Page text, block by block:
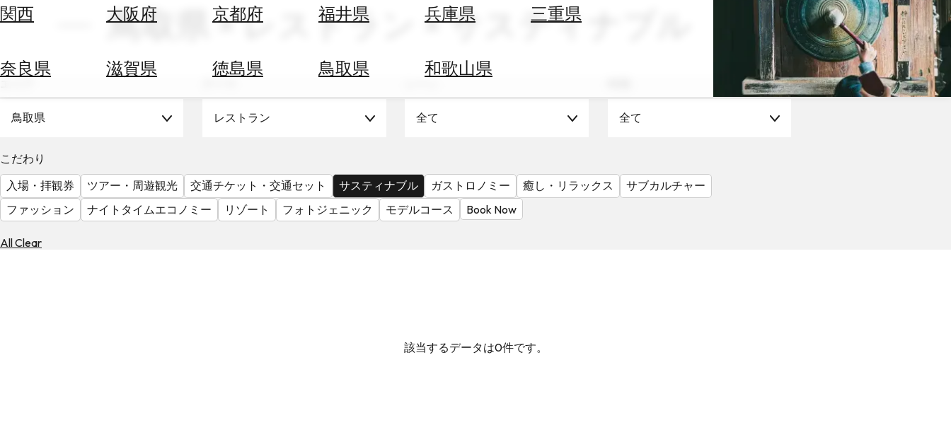
関西 大阪府 京都府 福井県 兵庫県 三重県
奈良県 滋賀県 徳島県 鳥取県 和歌山県
ホ
す
替
を
調
べ
天
鳥取県 × レストラン × サスティナブル
鳥取県 レストラン 全て 全て
こだわり
入場・拝観券
ツアー・周遊観光 交通チケット・交通セット サスティナブル ガストロノミー 癒し・リラックス
サブカルチャー
ファッション
ナイトタイムエコノミー リゾート フォトジェニック モデルコース Book Now
All Clear
該当するデータは0件です。